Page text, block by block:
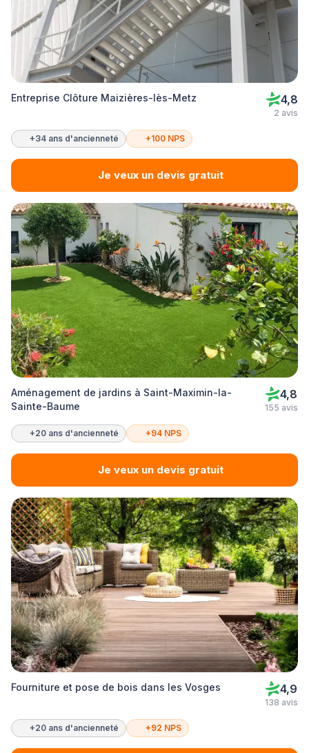
Entreprise Clôture Maizières-lès-Metz 4,8
2 avis
+34 ans d'ancienneté +100 NPS
Je veux un devis gratuit
Aménagement de jardins à Saint-Maximin-la-
Sainte-Baume
4,8
155 avis
+20 ans d'ancienneté +94 NPS
Je veux un devis gratuit
Fourniture et pose de bois dans les Vosges 4,9
138 avis
+20 ans d'ancienneté +92 NPS